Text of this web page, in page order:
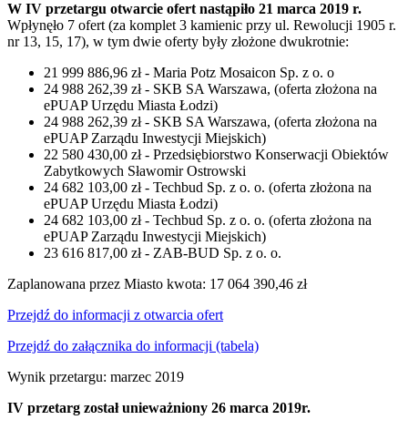
W IV przetargu otwarcie ofert nastąpiło 21 marca 2019 r.
Wpłynęło 7 ofert (za komplet 3 kamienic przy ul. Rewolucji 1905 r.
nr 13, 15, 17), w tym dwie oferty były złożone dwukrotnie:
21 999 886,96 zł - Maria Potz Mosaicon Sp. z o. o
24 988 262,39 zł - SKB SA Warszawa, (oferta złożona na
ePUAP Urzędu Miasta Łodzi)
24 988 262,39 zł - SKB SA Warszawa, (oferta złożona na
ePUAP Zarządu Inwestycji Miejskich)
22 580 430,00 zł - Przedsiębiorstwo Konserwacji Obiektów
Zabytkowych Sławomir Ostrowski
24 682 103,00 zł - Techbud Sp. z o. o. (oferta złożona na
ePUAP Urzędu Miasta Łodzi)
24 682 103,00 zł - Techbud Sp. z o. o. (oferta złożona na
ePUAP Zarządu Inwestycji Miejskich)
23 616 817,00 zł - ZAB-BUD Sp. z o. o.
Zaplanowana przez Miasto kwota: 17 064 390,46 zł
Przejdź do informacji z otwarcia ofert
Przejdź do załącznika do informacji (tabela)
Wynik przetargu: marzec 2019
IV przetarg został unieważniony 26 marca 2019r.